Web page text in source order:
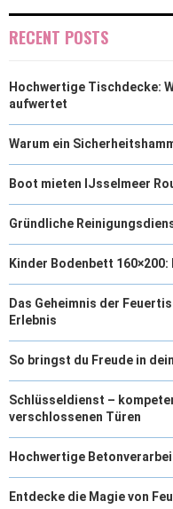
RECENT POSTS
Hochwertige Tischdecke:
aufwertet
Warum ein
Boot mieten IJsselmeer
Gründliche
Kinder Bodenbett
Das Geheimnis der
Erlebnis
So bringst du Freude in
Schlüsseldienst –
verschlossenen Türen
Hochwertige
Entdecke die Magie von